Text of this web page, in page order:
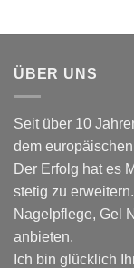
ÜBER UNS
Seit über 10
dem
Der Erfolg hat es
stetig zu
Nagelpflege, Gel
anbieten.
Ich bin glücklich